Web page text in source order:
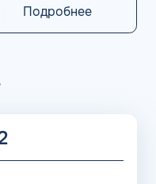
НПЗ, Уфимский
АГЗС компании
Подробнее